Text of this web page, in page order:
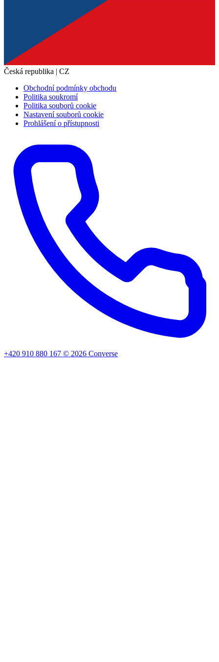
Česká republika | CZ
Obchodní podmínky obchodu
Politika soukromí
Politika souborů cookie
Nastavení souborů cookie
Prohlášení o přístupnosti
+420 910 880 167 © 2026 Converse